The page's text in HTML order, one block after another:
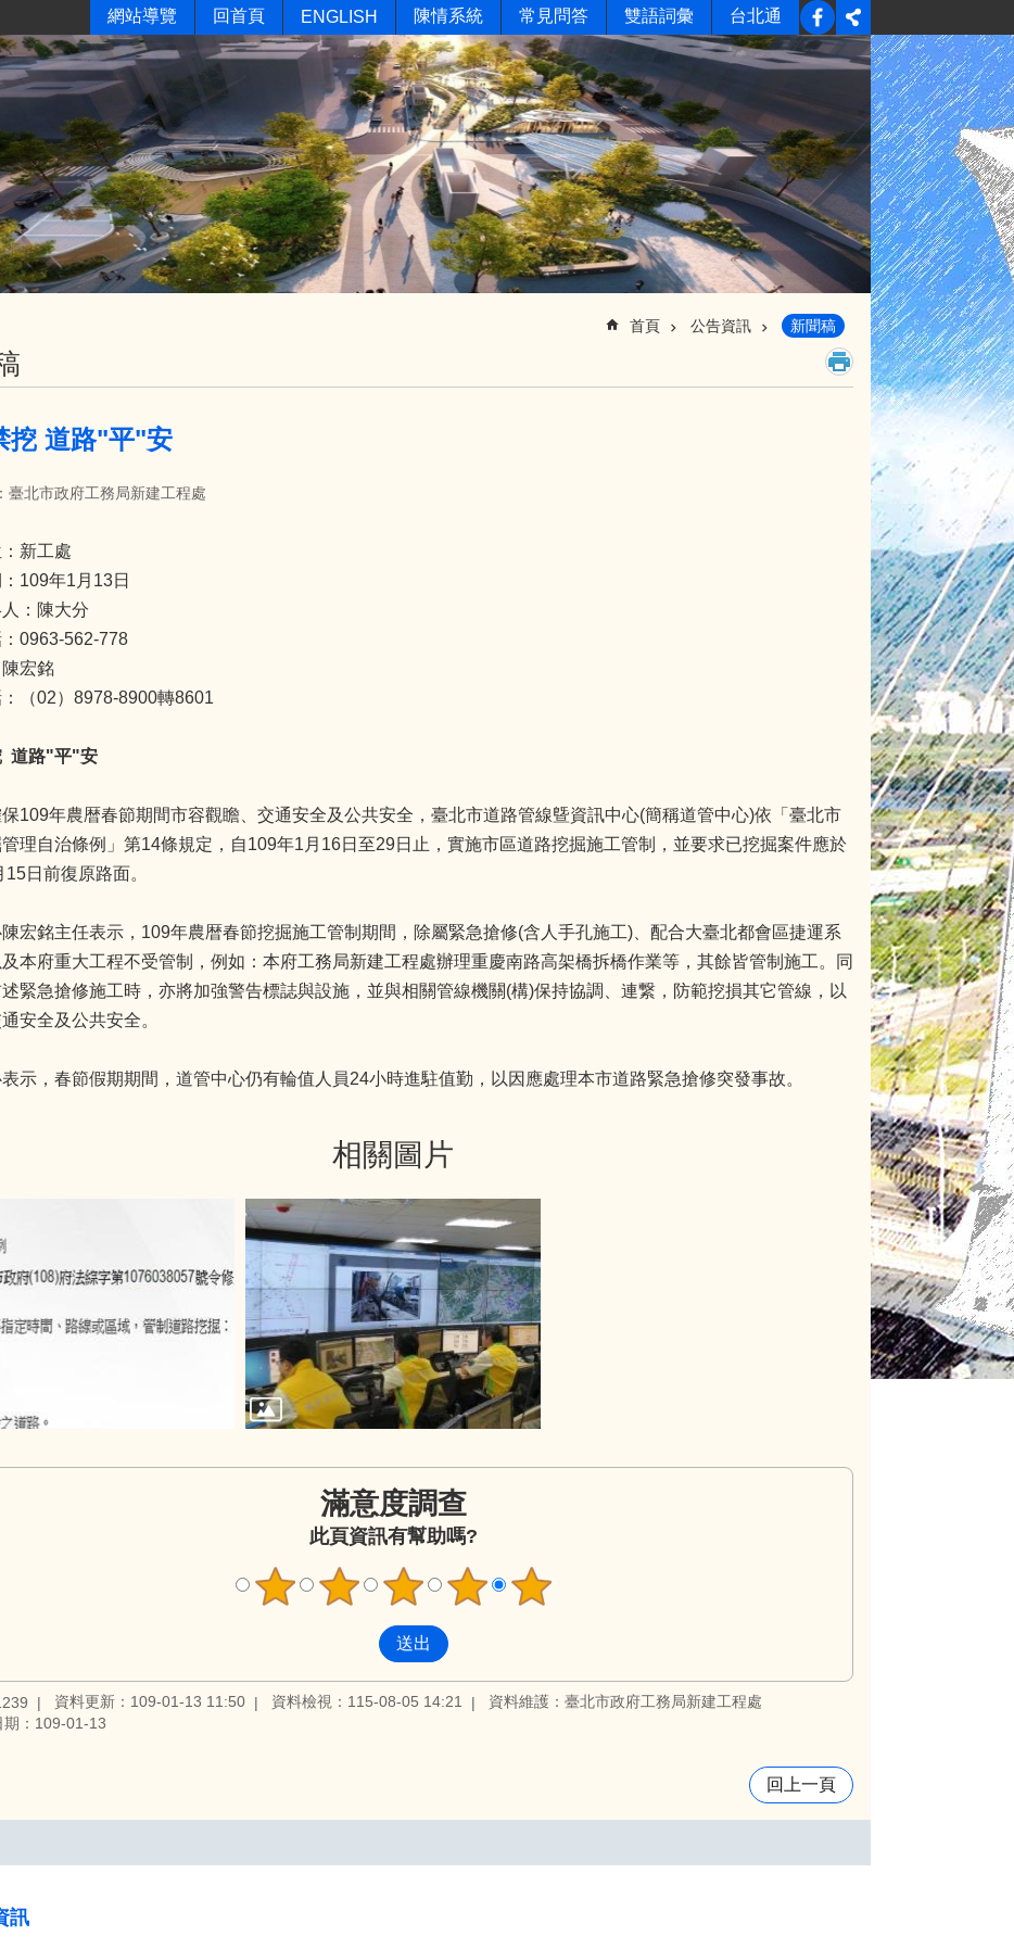
網站導覽 回首頁 ENGLISH 陳情系統 常見問答 雙語詞彙 台北通
首頁 公告資訊 新聞稿
挖 道路"平"安
臺北市政府工務局新建工程處
新工處
109年1月13日
：陳大分
0963-562-778
宏銘
（02）8978-8900轉8601
道路"平"安
109年農暦春節期間市容觀瞻、交通安全及公共安全，臺北市道路管線曁資訊中心(簡稱道管中心)依「臺北市
理自治條例」第14條規定，自109年1月16日至29日止，實施市區道路挖掘施工管制，並要求已挖掘案件應於
日前復原路面。
宏銘主任表示，109年農暦春節挖掘施工管制期間，除屬緊急搶修(含人手孔施工)、配合大臺北都會區捷運系
本府重大工程不受管制，例如：本府工務局新建工程處辦理重慶南路高架橋拆橋作業等，其餘皆管制施工。同
緊急搶修施工時，亦將加強警告標誌與設施，並與相關管線機關(構)保持協調、連繋，防範挖損其它管線，以
安全及公共安全。
示，春節假期期間，道管中心仍有輪值人員24小時進駐值勤，以因應處理本市道路緊急搶修突發事故。
相關圖片
滿意度調查
此頁資訊有幫助嗎?
資料更新：109-01-13 11:50 資料檢視：115-08-05 14:21
資料維護：臺北市政府工務局新建工程處
期：109-01-13
回上一頁
訊